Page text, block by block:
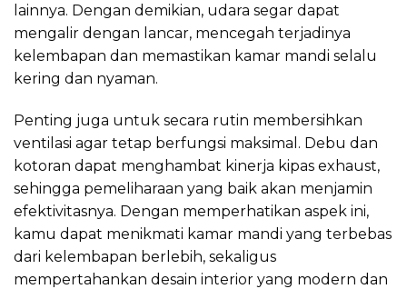
lainnya. Dengan demikian, udara segar dapat
mengalir dengan lancar, mencegah terjadinya
kelembapan dan memastikan kamar mandi selalu
kering dan nyaman.
Penting juga untuk secara rutin membersihkan
ventilasi agar tetap berfungsi maksimal. Debu dan
kotoran dapat menghambat kinerja kipas exhaust,
sehingga pemeliharaan yang baik akan menjamin
efektivitasnya. Dengan memperhatikan aspek ini,
kamu dapat menikmati kamar mandi yang terbebas
dari kelembapan berlebih, sekaligus
mempertahankan desain interior yang modern dan